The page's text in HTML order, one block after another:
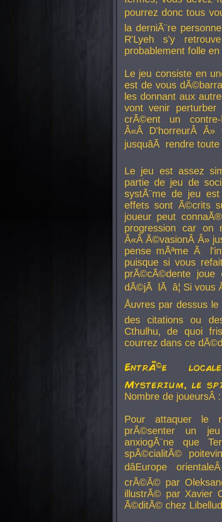
pourrez donc tous
la derniÃ¨re
R'Lyeh s'y
probablement folle
Le jeu consiste en
est de vous
les donnant aux
vont venir perturber
crÃ©ent un
Â«Â D'horreurÂ
jusquâÃ rendre
Le jeu est assez
partie de jeu de
systÃ¨me de jeu
effets sont Ã©crits
joueur peut
progression car
Â«Â Ã©vasionÂ Â»
pense mÃªme Ã
puisque si vous
prÃ©cÃ©dente
dÃ©jÃ lÃ â¦ Si vous
Åuvres par dessus
des citations ou
Cthulhu, de quoi
courrez dans ce
EntrÃ©e
Mysterium, le
Nombre de
Pour attaquer le
prÃ©senter un
anxiogÃ¨ne que
spÃ©cialitÃ©
dâEurope
crÃ©Ã© par
illustrÃ© par Xavier
Ã©ditÃ© chez